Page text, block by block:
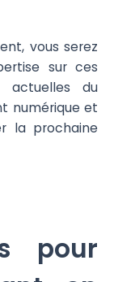
vous serez
sur ces
actuelles du
numérique et
la prochaine
pour